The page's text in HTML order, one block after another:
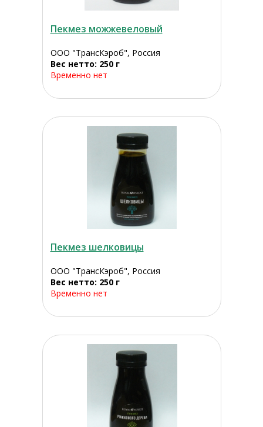
Пекмез можжевеловый
ООО "ТрансКэроб", Россия
Вес нетто: 250 г
Временно нет
Пекмез шелковицы
ООО "ТрансКэроб", Россия
Вес нетто: 250 г
Временно нет